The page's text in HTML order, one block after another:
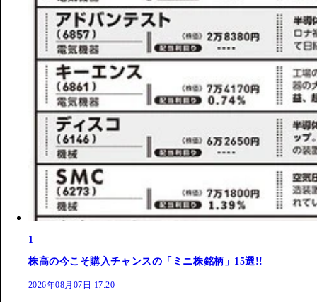
1
株高の今こそ購入チャンスの「ミニ株銘柄」15選!!
2026年08月07日 17:20